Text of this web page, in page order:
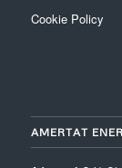
Cookie Policy
AMERTAT